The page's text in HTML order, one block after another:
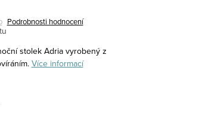
Podrobnosti hodnocení
stolek Adria vyrobený z
Více informací